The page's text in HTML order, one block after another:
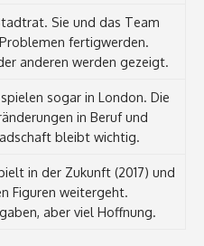
Sie und das Team
fertigwerden.
anderen werden gezeigt.
sogar in London. Die
in Beruf und
bleibt wichtig.
in der Zukunft (2017) und
Figuren weitergeht.
aber viel Hoffnung.